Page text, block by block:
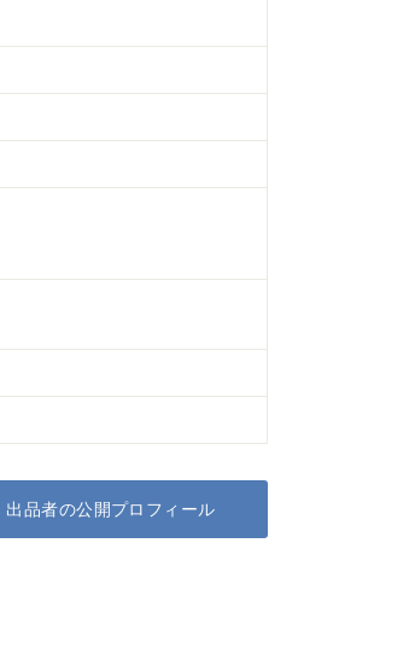
出品者の公開プロフィール